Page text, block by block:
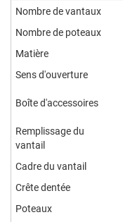
Nombre de vantaux
Nombre de poteaux
Matière
Sens d'ouverture
Boîte d'accessoires
Remplissage du
vantail
Cadre du vantail
Crête dentée
Poteaux